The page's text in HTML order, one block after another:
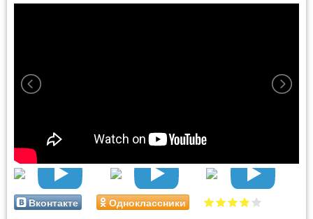
Вконтакте Одноклассники